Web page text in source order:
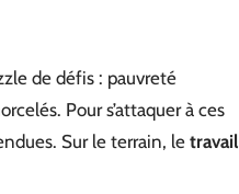
de défis : pauvreté
Pour s’attaquer à ces
Sur le terrain, le travail